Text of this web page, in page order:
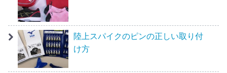
陸上スパイクのピンの正しい取り付
け方